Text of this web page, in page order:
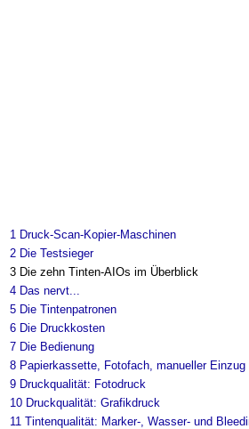
1 Druck-Scan-Kopier-Maschinen
2 Die Testsieger
3 Die zehn Tinten-AIOs im Überblick
4 Das nervt...
5 Die Tintenpatronen
6 Die Druckkosten
7 Die Bedienung
8 Papierkassette, Fotofach, manueller Einzug
9 Druckqualität: Fotodruck
10 Druckqualität: Grafikdruck
11 Tintenqualität: Marker-, Wasser- und